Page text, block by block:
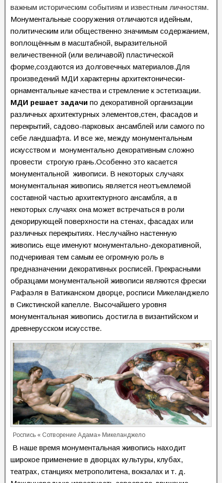
важным историческим событиям и известным личностям.
Монументальные сооружения отличаются идейным,
политическим или общественно значимым содержанием,
воплощённым в масштабной, выразительной
величественной (или величавой) пластической
форме,создаются из долговечных материалов.Для
произведений МДИ характерны архитектонически-
орнаментальные качества и стремление к эстетизации.
МДИ решает задачи по декоративной организации
различных архитектурных элементов,стен, фасадов и
перекрытий, садово-парковых ансамблей или самого по
себе ландшафта. И все же, между монументальным
искусством и монументально декоративным сложно
провести строгую грань.Особенно это касается
монументальной живописи. В некоторых случаях
монументальная живопись является неотъемлемой
составной частью архитектурного ансамбля, а в
некоторых случаях она может встречаться в роли
декорирующей поверхности на стенах, фасадах или
различных перекрытиях. Неслучайно настенную
живопись еще именуют монументально-декоративной,
подчеркивая тем самым ее огромную роль в
предназначении декоративных росписей. Прекрасными
образцами монументальной живописи являются фрески
Рафаэля в Ватиканском дворце, росписи Микеланджело
в Сикстинской капелле. Высочайшего уровня
монументальная живопись достигла в византийском и
древнерусском искусстве.
Роспись « Сотворение Адама» Микеланджело
В наше время монументальная живопись находит
широкое применение в дворцах культуры, клубах,
театрах, станциях метрополитена, вокзалах и т. д.